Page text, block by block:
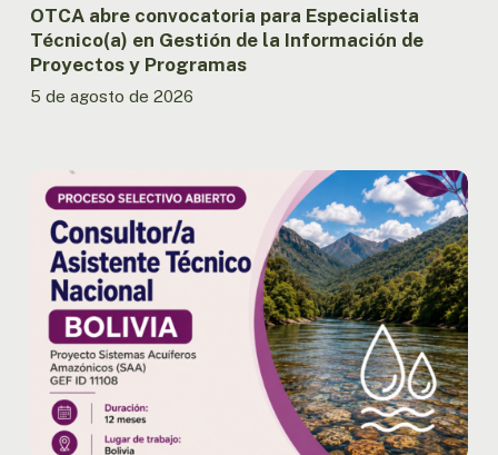
y
Programas
OTCA abre convocatoria para Especialista
Técnico(a) en Gestión de la Información de
Proyectos y Programas
5 de agosto de 2026
abre
convocatoria
para
Consultor/a
Asistente
Técnico
Nacional
del
Proyecto
SAA